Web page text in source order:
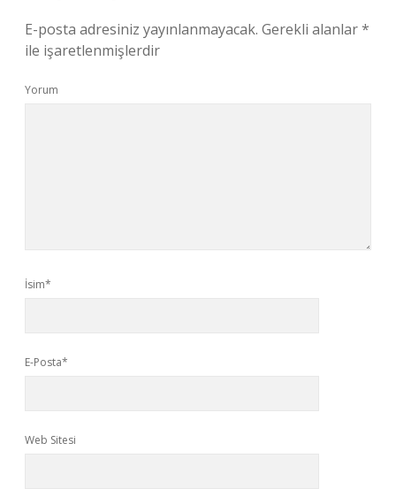
E-posta adresiniz yayınlanmayacak. Gerekli alanlar*
ile işaretlenmişlerdir
Yorum
İsim*
E-Posta*
Web Sitesi